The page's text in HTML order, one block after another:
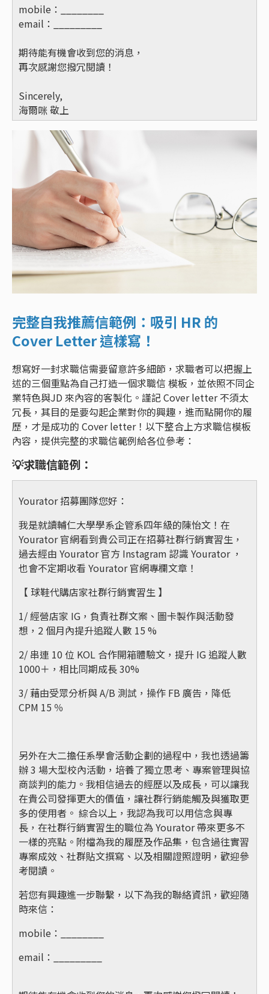
mobile：________
email：_________
期待能有機會收到您的消息，
再次感謝您撥冗閱讀！
Sincerely,
海爾咪 敬上
完整自我推薦信範例：吸引 HR 的
Cover Letter 這樣寫！
想寫好一封求職信需要留意許多細節，求職者可以把握上
述的三個重點為自己打造一個求職信 模板，並依照不同企
業特色與JD 來內容的客製化。謹記 Cover letter 不須太
冗長，其目的是要勾起企業對你的興趣，進而點開你的履
歷，才是成功的 Cover letter！以下整合上方求職信模板
內容，提供完整的求職信範例給各位參考：
💡求職信範例：
Yourator 招募團隊您好：
我是就讀輔仁大學學系企管系四年級的陳怡文！在
Yourator 官網看到貴公司正在招募社群行銷實習生，
過去經由 Yourator 官方 Instagram 認識 Yourator ，
也會不定期收看 Yourator 官網專欄文章！
【 球鞋代購店家社群行銷實習生 】
1/ 經營店家 IG，負責社群文案、圖卡製作與活動發
想，2 個月內提升追蹤人數 15 %
2/ 串連 10 位 KOL 合作開箱體驗文，提升 IG 追蹤人數
1000＋，相比同期成長 30%
3/ 藉由受眾分析與 A/B 測試，操作 FB 廣告，降低
CPM 15 ％
另外在大二擔任系學會活動企劃的過程中，我也透過籌
辦 3 場大型校內活動，培養了獨立思考、專案管理與協
商談判的能力。我相信過去的經歷以及成長，可以讓我
在貴公司發揮更大的價值，讓社群行銷能觸及與獲取更
多的使用者。 綜合以上，我認為我可以用信念與專
長，在社群行銷實習生的職位為 Yourator 帶來更多不
一樣的亮點。附檔為我的履歷及作品集，包含過往實習
專案成效、社群貼文撰寫、以及相關證照證明，歡迎參
考閱讀。
若您有興趣進一步聯繫，以下為我的聯絡資訊，歡迎隨
時來信：
mobile：________
email：_________